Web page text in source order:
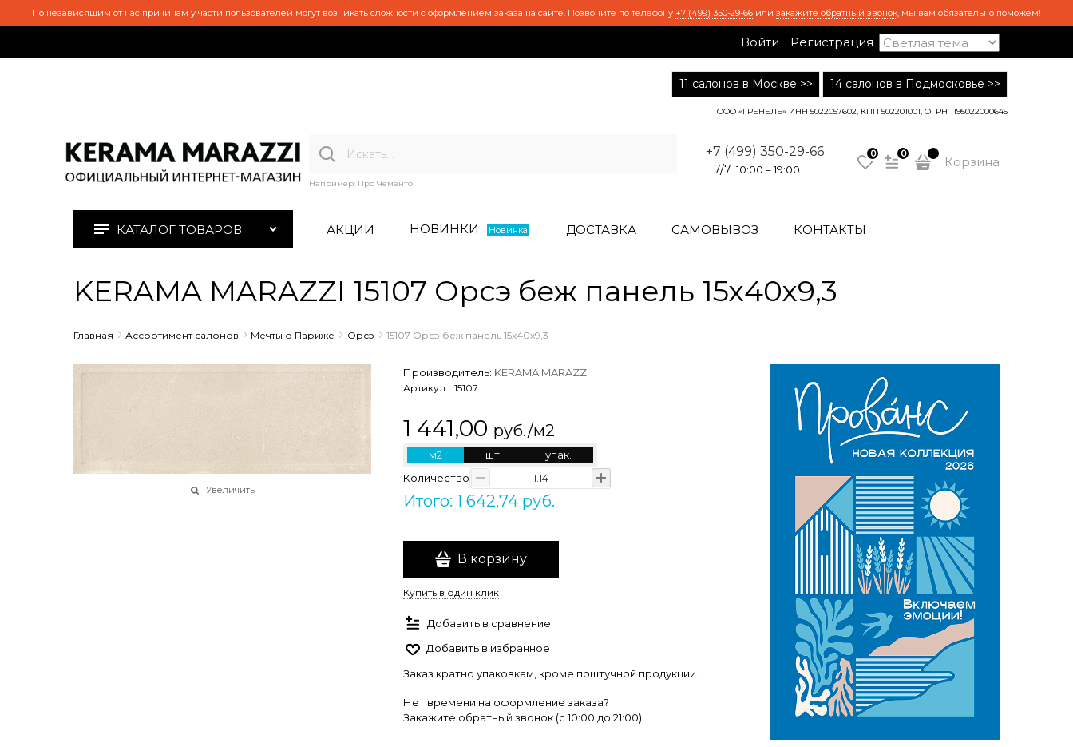
По независящим от нас причинам у части пользователей могут возникать сложности с оформлением заказа на сайте. Позвоните по телефону +7 (499) 350-29-66 или закажите обратный звонок, мы вам обязательно поможем!
Войти Регистрация
11 салонов в Москве >> 14 салонов в Подмосковье >>
ООО «ГРЕНЕЛЬ» ИНН 5022057602, КПП 502201001, ОГРН 1195022000645
Например: Про Чементо
+7 (499) 350-29-66
7/7 10:00 – 19:00
0 0
Корзина
КАТАЛОГ ТОВАРОВ АКЦИИ НОВИНКИ Новинка ДОСТАВКА САМОВЫВОЗ КОНТАКТЫ
KERAMA MARAZZI 15107 Орсэ беж панель 15х40х9,3
Главная Ассортимент салонов Мечты о Париже Орсэ 15107 Орсэ беж панель 15х40х9,3
Увеличить
Производитель: KERAMA MARAZZI
Артикул: 15107
1 441,00 руб./м2
м2 шт.
упак.
Количество
Итого: 1 642,74 руб.
В корзину
Купить в один клик
Добавить в сравнение
Добавить в избранное
Заказ кратно упаковкам, кроме поштучной продукции.
Нет времени на оформление заказа?
Закажите обратный звонок (c 10:00 до 21:00)